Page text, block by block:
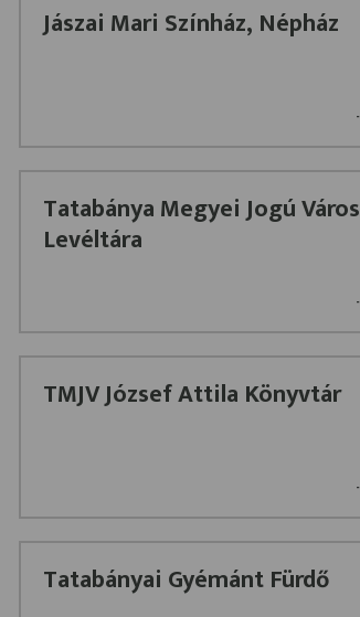
Jászai Mari Színház, Népház
Tatabánya Megyei Jogú Város
Levéltára
TMJV József Attila Könyvtár
Tatabányai Gyémánt Fürdő